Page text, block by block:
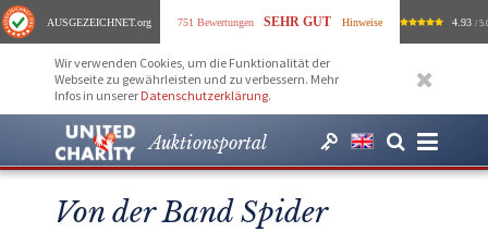
AUSGEZEICHNET.org 751 Bewertungen SEHR GUT Hinweise 4.93 /
Wir verwenden Cookies, um die Funktionalität der
Webseite zu gewährleisten und zu verbessern. Mehr
Infos in unserer Datenschutzerklärung.
Auktionsportal
Von der Band Spider